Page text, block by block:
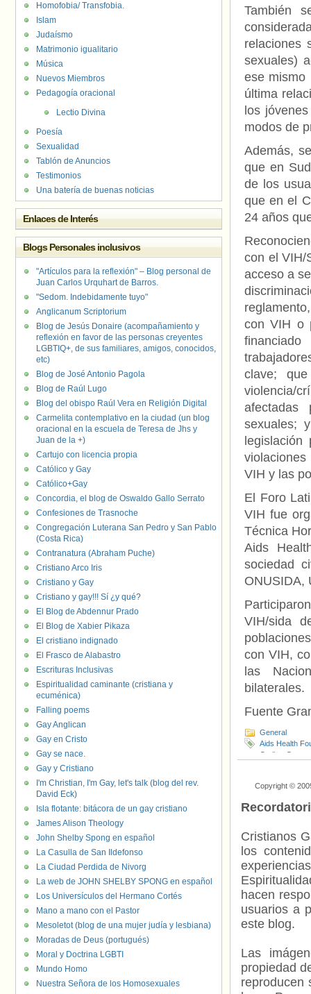
También
relaciones
sexuales)
ese mismo
última
los
modos de
Además,
que en
de los
que en el
24 años
con el VIH/
acceso a
con VIH o
clave;
violencia/
afectadas
sexuales;
VIH y las
El Foro
VIH fue
Técnica
Aids
sociedad
ONUSIDA,
VIH/sida
con VIH,
las
bilaterales.
Fuente
General
Aids Health
Caribe
Grupo
Copyright ©
Cristianos
los
hacen
usuarios a
este blog.
Las
propiedad
reproducen
Homofobia/ Transfobia.
Islam
Judaísmo
Matrimonio igualitario
Música
Nuevos Miembros
Pedagogía oracional
Lectio Divina
Poesía
Sexualidad
Tablón de Anuncios
Testimonios
Una batería de buenas noticias
Enlaces de Interés
Blogs Personales inclusivos
"Artículos para la reflexión" – Blog personal de
Juan Carlos Urquhart de Barros.
"Sedom. Indebidamente tuyo"
Anglicanum Scriptorium
Blog de Jesús Donaire (acompañamiento y
reflexión en favor de las personas creyentes
LGBTIQ+, de sus familiares, amigos, conocidos,
etc)
Blog de José Antonio Pagola
Blog de Raúl Lugo
Blog del obispo Raúl Vera en Religión Digital
Carmelita contemplativo en la ciudad (un blog
oracional en la escuela de Teresa de Jhs y
Juan de la +)
Cartujo con licencia propia
Católico y Gay
Católico+Gay
Concordia, el blog de Oswaldo Gallo Serrato
Confesiones de Trasnoche
Congregación Luterana San Pedro y San Pablo
(Costa Rica)
Contranatura (Abraham Puche)
Cristiano Arco Iris
Cristiano y Gay
Cristiano y gay!!! Sí ¿y qué?
El Blog de Abdennur Prado
El Blog de Xabier Pikaza
El cristiano indignado
El Frasco de Alabastro
Escrituras Inclusivas
Espiritualidad caminante (cristiana y
ecuménica)
Falling poems
Gay Anglican
Gay en Cristo
Gay se nace.
Gay y Cristiano
I'm Christian, I'm Gay, let's talk (blog del rev.
David Eck)
Isla flotante: bitácora de un gay cristiano
James Alison Theology
John Shelby Spong en español
La Casulla de San Ildefonso
La Ciudad Perdida de Nivorg
La web de JOHN SHELBY SPONG en español
Los Universículos del Hermano Cortés
Mano a mano con el Pastor
Mesoletot (blog de una mujer judía y lesbiana)
Moradas de Deus (portugués)
Moral y Doctrina LGBTI
Mundo Homo
Nuestra Señora de los Homosexuales